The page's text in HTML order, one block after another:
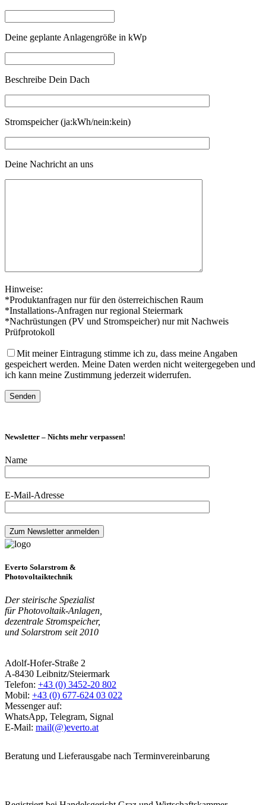
Deine geplante Anlagengröße in kWp
Beschreibe Dein Dach
Stromspeicher (ja:kWh/nein:kein)
Deine Nachricht an uns
Hinweise:
*Produktanfragen nur für den österreichischen Raum
*Installations-Anfragen nur regional Steiermark
*Nachrüstungen (PV und Stromspeicher) nur mit Nachweis
Prüfprotokoll
Mit meiner Eintragung stimme ich zu, dass meine Angaben
gespeichert werden. Meine Daten werden nicht weitergegeben und
ich kann meine Zustimmung jederzeit widerrufen.
Newsletter – Nichts mehr verpassen!
Name
E-Mail-Adresse
Everto Solarstrom &
Photovoltaiktechnik
Der steirische Spezialist
für Photovoltaik-Anlagen,
dezentrale Stromspeicher,
und Solarstrom seit 2010
Adolf-Hofer-Straße 2
A-8430 Leibnitz/Steiermark
Telefon: +43 (0) 3452-20 802
Mobil: +43 (0) 677-624 03 022
Messenger auf:
WhatsApp, Telegram, Signal
E-Mail: mail(@)everto.at
Beratung und Lieferausgabe nach Terminvereinbarung